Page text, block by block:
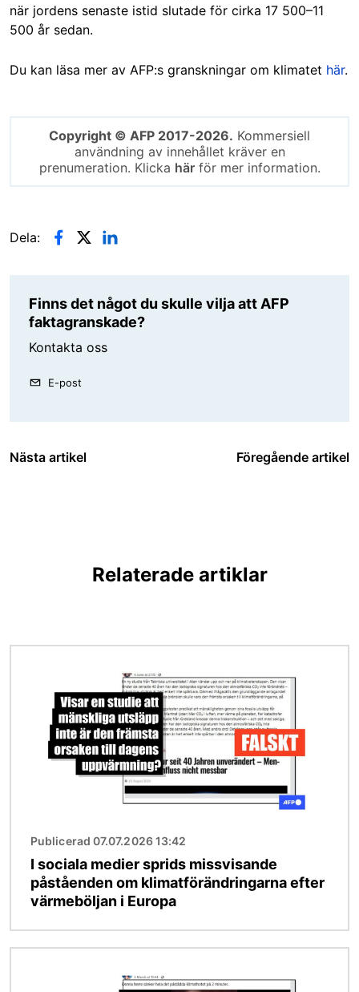
när jordens senaste istid slutade för cirka 17 500–11
500 år sedan.
Du kan läsa mer av AFP:s granskningar om klimatet här.
Copyright © AFP 2017-2026. Kommersiell
användning av innehållet kräver en
prenumeration. Klicka härför mer information.
Dela:
Finns det något du skulle vilja att AFP
faktagranskade?
Kontakta oss
E-post
Nästa artikel Föregående artikel
Relaterade artiklar
Publicerad 07.07.2026 13:42
I sociala medier sprids missvisande
påståenden om klimatförändringarna efter
värmeböljan i Europa